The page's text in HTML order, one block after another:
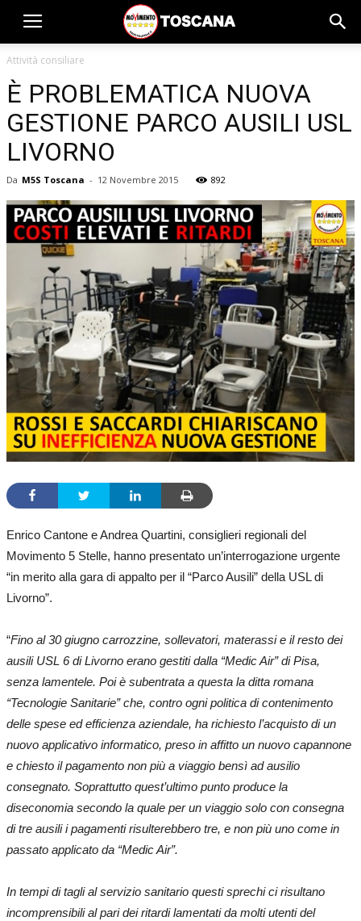
Attività consiliare
È PROBLEMATICA NUOVA
GESTIONE PARCO AUSILI USL
LIVORNO
Da M5S Toscana - 12 Novembre 2015 892
Enrico Cantone e Andrea Quartini, consiglieri regionali del
Movimento 5 Stelle, hanno presentato un’interrogazione urgente
“in merito alla gara di appalto per il “Parco Ausili” della USL di
Livorno”.
“Fino al 30 giugno carrozzine, sollevatori, materassi e il resto dei
ausili USL 6 di Livorno erano gestiti dalla “Medic Air” di Pisa,
senza lamentele. Poi è subentrata a questa la ditta romana
“Tecnologie Sanitarie” che, contro ogni politica di contenimento
delle spese ed efficienza aziendale, ha richiesto l’acquisto di un
nuovo applicativo informatico, preso in affitto un nuovo capannone
e chiesto il pagamento non più a viaggio bensì ad ausilio
consegnato. Soprattutto quest’ultimo punto produce la
diseconomia secondo la quale per un viaggio solo con consegna
di tre ausili i pagamenti risulterebbero tre, e non più uno come in
passato applicato da “Medic Air”.
In tempi di tagli al servizio sanitario questi sprechi ci risultano
incomprensibili al pari dei ritardi lamentati da molti utenti del